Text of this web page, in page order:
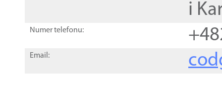
i
Numer telefonu:
Email: